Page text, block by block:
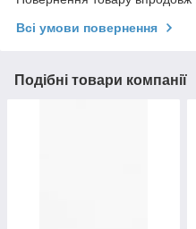
Всі умови повернення
Подібні товари компанії